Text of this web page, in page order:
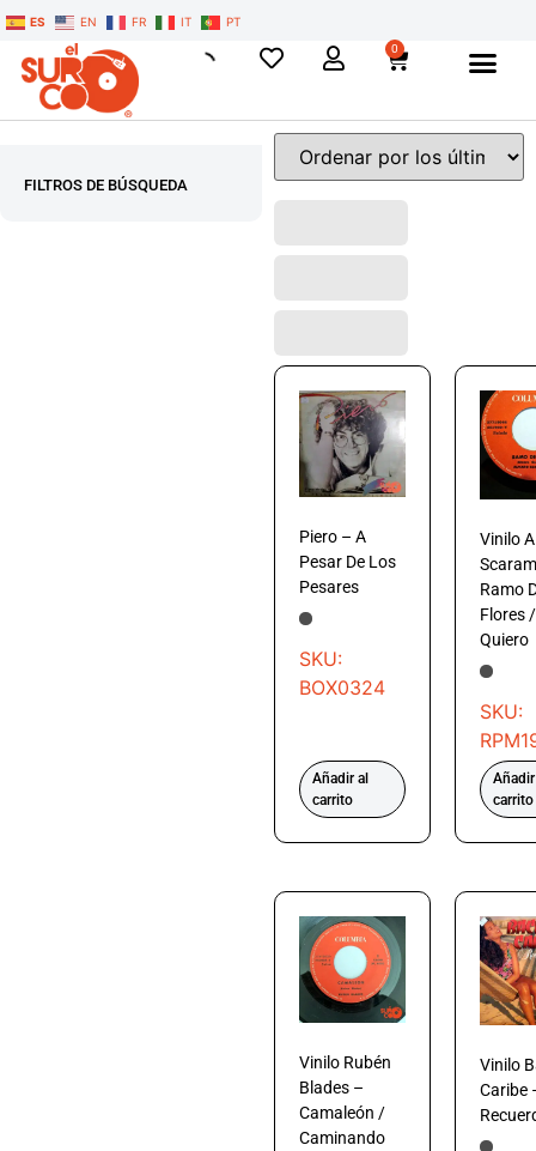
ES EN FR IT PT
0
FILTROS DE BÚSQUEDA
Piero – A
Pesar De Los
Pesares
SKU:
BOX0324
Añadir al
carrito
Vinilo
Ramo
Flores
Quiero
SKU:
carrito
Vinilo Rubén
Blades –
Camaleón /
Caminando
Vinilo
Caribe